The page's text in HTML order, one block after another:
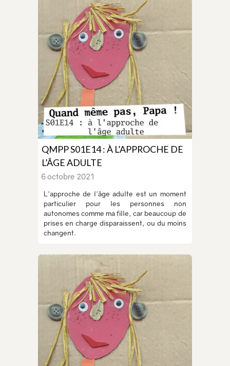
QMPP S01E14 : À L’APPROCHE DE
L’ÂGE ADULTE
6 octobre 2021
L'approche de l'âge adulte est un moment
particulier pour les personnes non
autonomes comme ma fille, car beaucoup de
prises en charge disparaissent, ou du moins
changent.